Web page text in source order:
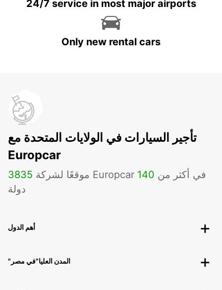
24/7 service in most major airports
Only new rental cars
تأجير السيارات في الولايات المتحدة مع
Europcar
3835 موقعًا لشركة Europcar في أكثر من 140
دولة
أهم الدول
"المدن العليا"في مصر